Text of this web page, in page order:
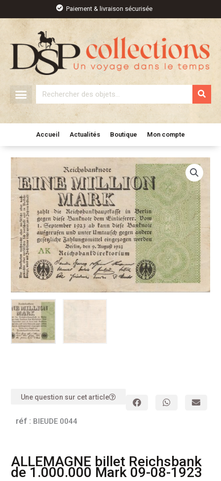
contenu
Paiement & livraison sécurisée
Rechercher
Accueil Actualités Boutique Mon compte
Une question sur cet article
réf : BIEUDE 0044
ALLEMAGNE billet Reichsbank
de 1.000.000 Mark 09-08-1923